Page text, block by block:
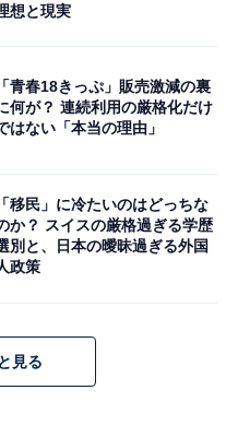
」は、約5500坪の敷地に
人2名様専用の隠れ家
泉」のトロトロの温泉
個室で提供していま
想と現実
「青春18きっぷ」販売激減の裏
何が？ 連続利用の厳格化だけ
はない「本当の理由」
「移民」に冷たいのはどっちな
か？ スイスの厳格過ぎる学歴
別と、日本の曖昧過ぎる外国
政策
見る